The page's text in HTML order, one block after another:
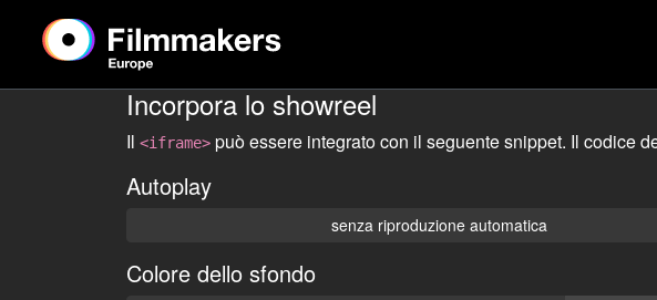
Incorpora lo showreel
Il <iframe> può essere integrato con il seguente snippet. Il codice
Autoplay
senza riproduzione automatica
Colore dello sfondo